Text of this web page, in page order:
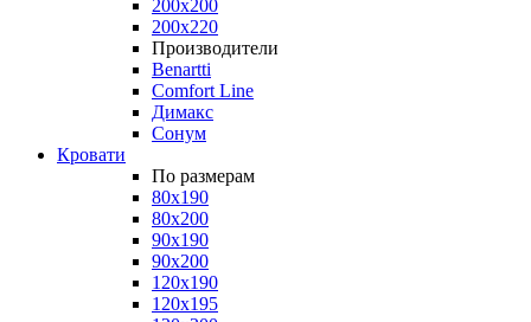
200x200
200x220
Производители
Benartti
Comfort Line
Димакс
Сонум
Кровати
По размерам
80x190
80x200
90x190
90x200
120x190
120x195